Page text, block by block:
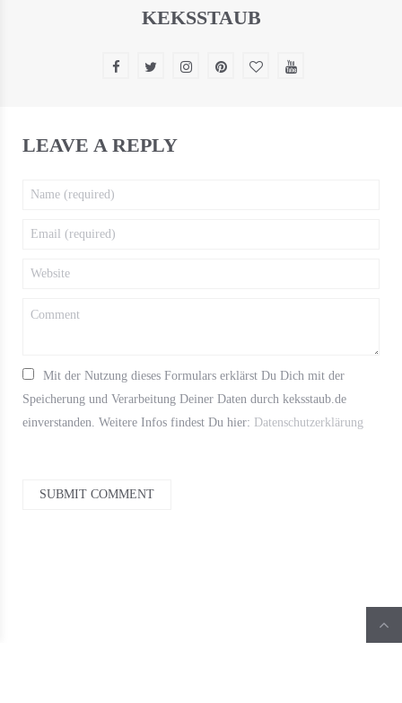
KEKSSTAUB
LEAVE A REPLY
Mit der Nutzung dieses Formulars erklärst Du Dich mit der
Speicherung und Verarbeitung Deiner Daten durch keksstaub.de
einverstanden. Weitere Infos findest Du hier: Datenschutzerklärung
SUBMIT COMMENT